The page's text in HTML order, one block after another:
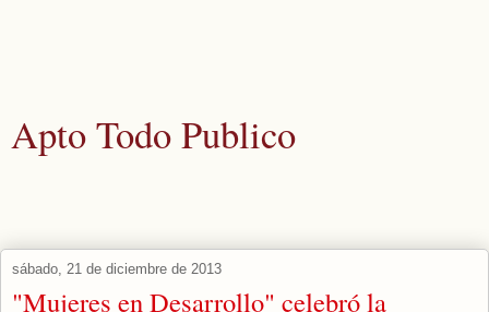
Apto Todo Publico
sábado, 21 de diciembre de 2013
"Mujeres en Desarrollo" celebró la